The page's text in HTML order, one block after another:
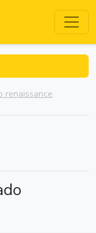
renaissance